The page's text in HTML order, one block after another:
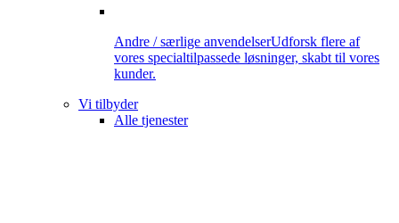
Andre / særlige anvendelserUdforsk flere af
vores specialtilpassede løsninger, skabt til vores
kunder.
Vi tilbyder
Alle tjenester